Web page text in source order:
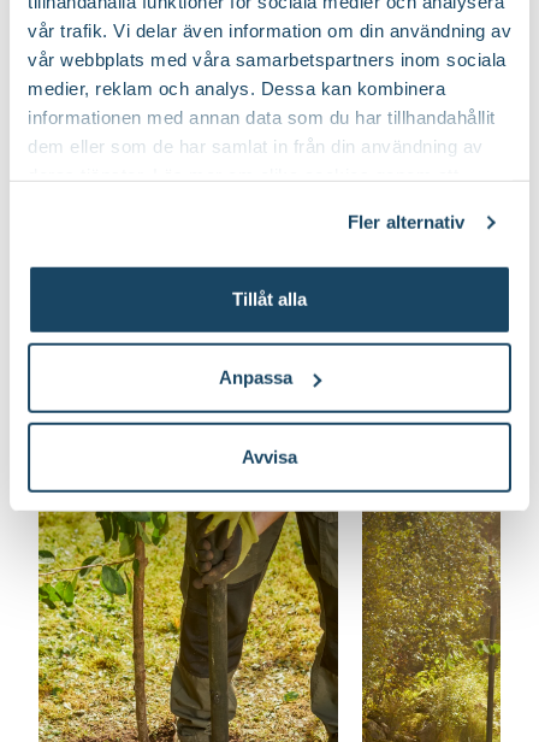
vår trafik. Vi delar även information om din användning av
vår webbplats med våra samarbetspartners inom sociala
medier, reklam och analys. Dessa kan kombinera
informationen med annan data som du har tillhandahållit
dem eller som de har samlat in från din användning av
Fler alternativ
Tillåt alla
Anpassa
Avvisa
Läs mer om skötsel av körsbärsträd